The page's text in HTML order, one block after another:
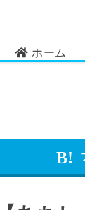
ホーム